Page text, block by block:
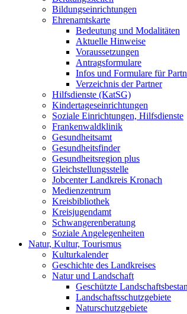
Bildungseinrichtungen
Ehrenamtskarte
Bedeutung und Modalitäten
Aktuelle Hinweise
Voraussetzungen
Antragsformulare
Infos und Formulare für
Verzeichnis der Partner
Hilfsdienste (KatSG)
Kindertageseinrichtungen
Soziale Einrichtungen, Hilfsdienste
Frankenwaldklinik
Gesundheitsamt
Gesundheitsfinder
Gesundheitsregion plus
Gleichstellungsstelle
Jobcenter Landkreis Kronach
Medienzentrum
Kreisbibliothek
Kreisjugendamt
Schwangerenberatung
Soziale Angelegenheiten
Natur, Kultur, Tourismus
Kulturkalender
Geschichte des Landkreises
Natur und Landschaft
Geschützte
Landschaftsschutzgebiete
Naturschutzgebiete